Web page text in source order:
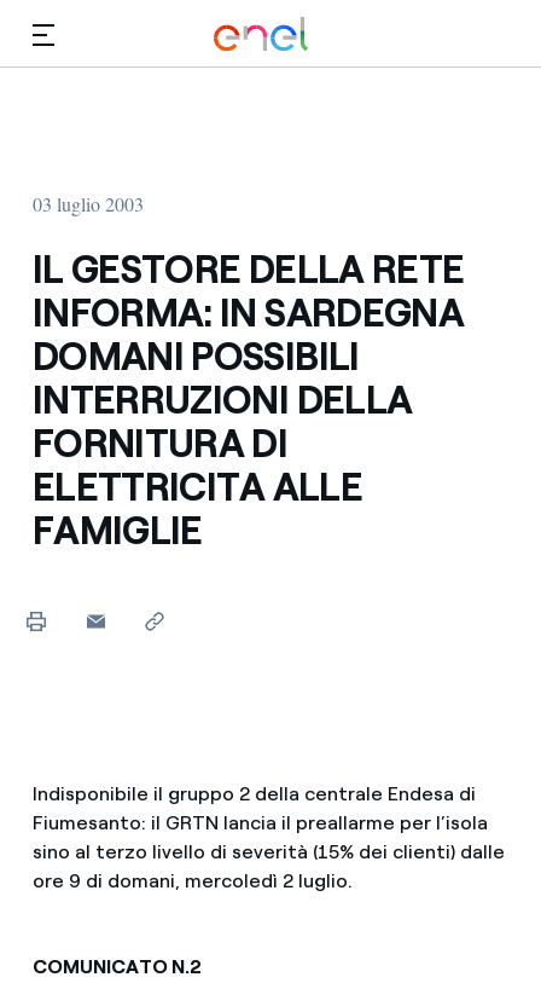
03 luglio 2003
IL GESTORE DELLA RETE
INFORMA: IN SARDEGNA
DOMANI POSSIBILI
INTERRUZIONI DELLA
FORNITURA DI
ELETTRICITA ALLE
FAMIGLIE
Indisponibile il gruppo 2 della centrale Endesa di
Fiumesanto: il GRTN lancia il preallarme per l’isola
sino al terzo livello di severità (15% dei clienti) dalle
ore 9 di domani, mercoledì 2 luglio.
COMUNICATO N.2